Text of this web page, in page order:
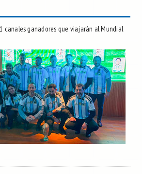
canales ganadores que viajarán al Mundial